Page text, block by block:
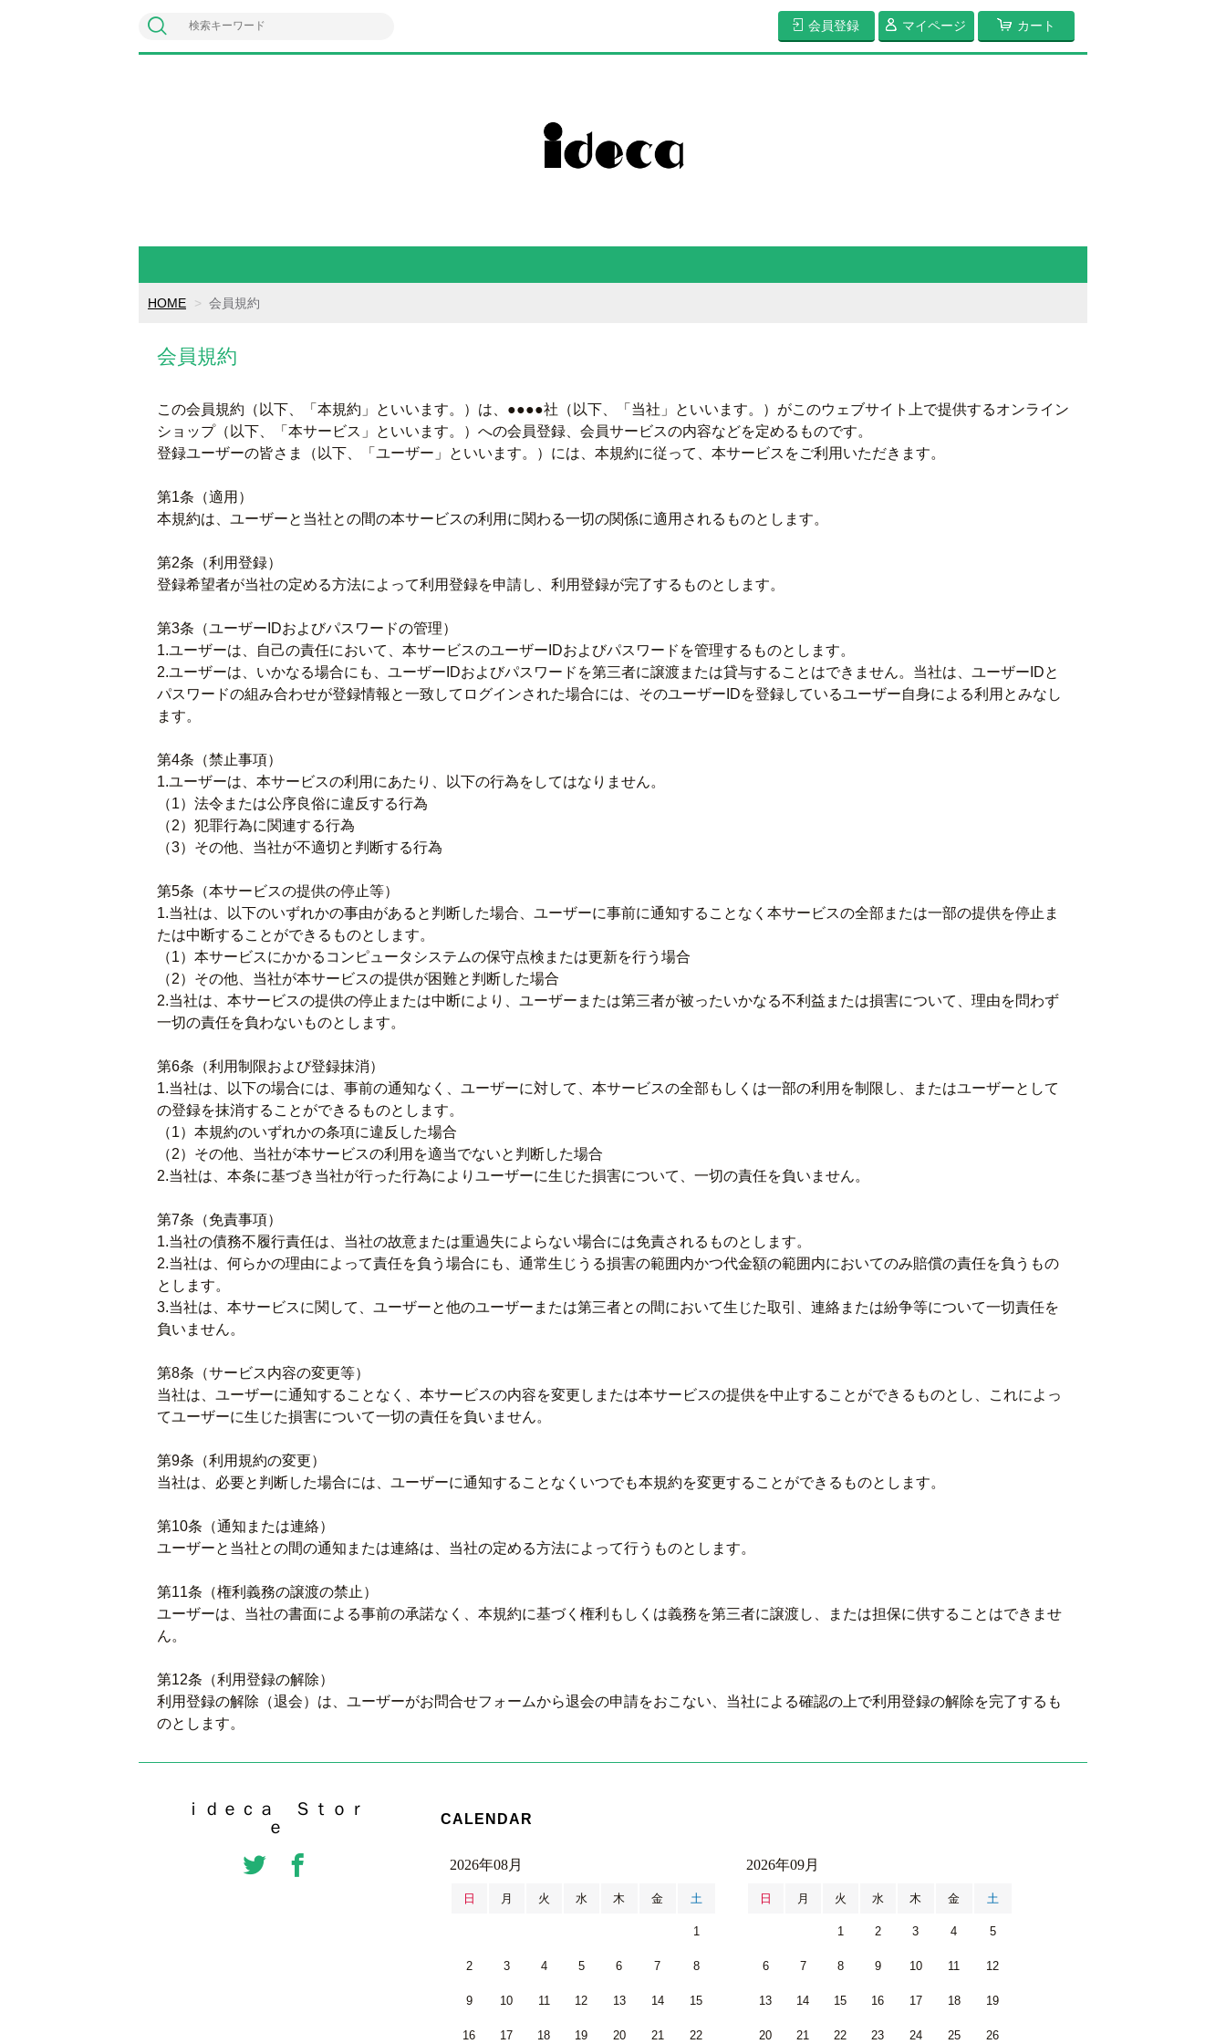
会員登録 マイページ カート
HOME 会員規約
会員規約
この会員規約（以下、「本規約」といいます。）は、●●●●社（以下、「当社」といいます。）がこのウェブサイト上で提供するオンライン
ショップ（以下、「本サービス」といいます。）への会員登録、会員サービスの内容などを定めるものです。
登録ユーザーの皆さま（以下、「ユーザー」といいます。）には、本規約に従って、本サービスをご利用いただきます。
第1条（適用）
本規約は、ユーザーと当社との間の本サービスの利用に関わる一切の関係に適用されるものとします。
第2条（利用登録）
登録希望者が当社の定める方法によって利用登録を申請し、利用登録が完了するものとします。
第3条（ユーザーIDおよびパスワードの管理）
1.ユーザーは、自己の責任において、本サービスのユーザーIDおよびパスワードを管理するものとします。
2.ユーザーは、いかなる場合にも、ユーザーIDおよびパスワードを第三者に譲渡または貸与することはできません。当社は、ユーザーIDと
パスワードの組み合わせが登録情報と一致してログインされた場合には、そのユーザーIDを登録しているユーザー自身による利用とみなし
ます。
第4条（禁止事項）
1.ユーザーは、本サービスの利用にあたり、以下の行為をしてはなりません。
（1）法令または公序良俗に違反する行為
（2）犯罪行為に関連する行為
（3）その他、当社が不適切と判断する行為
第5条（本サービスの提供の停止等）
1.当社は、以下のいずれかの事由があると判断した場合、ユーザーに事前に通知することなく本サービスの全部または一部の提供を停止ま
たは中断することができるものとします。
（1）本サービスにかかるコンピュータシステムの保守点検または更新を行う場合
（2）その他、当社が本サービスの提供が困難と判断した場合
2.当社は、本サービスの提供の停止または中断により、ユーザーまたは第三者が被ったいかなる不利益または損害について、理由を問わず
一切の責任を負わないものとします。
第6条（利用制限および登録抹消）
1.当社は、以下の場合には、事前の通知なく、ユーザーに対して、本サービスの全部もしくは一部の利用を制限し、またはユーザーとして
の登録を抹消することができるものとします。
（1）本規約のいずれかの条項に違反した場合
（2）その他、当社が本サービスの利用を適当でないと判断した場合
2.当社は、本条に基づき当社が行った行為によりユーザーに生じた損害について、一切の責任を負いません。
第7条（免責事項）
1.当社の債務不履行責任は、当社の故意または重過失によらない場合には免責されるものとします。
2.当社は、何らかの理由によって責任を負う場合にも、通常生じうる損害の範囲内かつ代金額の範囲内においてのみ賠償の責任を負うもの
とします。
3.当社は、本サービスに関して、ユーザーと他のユーザーまたは第三者との間において生じた取引、連絡または紛争等について一切責任を
負いません。
第8条（サービス内容の変更等）
当社は、ユーザーに通知することなく、本サービスの内容を変更しまたは本サービスの提供を中止することができるものとし、これによっ
てユーザーに生じた損害について一切の責任を負いません。
第9条（利用規約の変更）
当社は、必要と判断した場合には、ユーザーに通知することなくいつでも本規約を変更することができるものとします。
第10条（通知または連絡）
ユーザーと当社との間の通知または連絡は、当社の定める方法によって行うものとします。
第11条（権利義務の譲渡の禁止）
ユーザーは、当社の書面による事前の承諾なく、本規約に基づく権利もしくは義務を第三者に譲渡し、または担保に供することはできませ
ん。
第12条（利用登録の解除）
利用登録の解除（退会）は、ユーザーがお問合せフォームから退会の申請をおこない、当社による確認の上で利用登録の解除を完了するも
のとします。
ｉｄｅｃａ Ｓｔｏｒ
ｅ
CALENDAR
2026年08月
日 月 火 水 木 金 土
1
2 3 4 5 6 7 8
9 10 11 12 13 14 15
16 17 18 19 20 21 22
2026年09月
日 月 火 水 木 金 土
1 2 3 4 5
6 7 8 9 10 11 12
13 14 15 16 17 18 19
20 21 22 23 24 25 26